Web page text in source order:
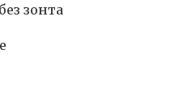
зонта